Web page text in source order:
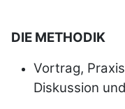
DIE METHODIK
Vortrag,
Diskussion